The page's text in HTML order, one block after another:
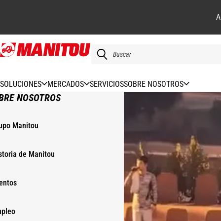
Pasar
al
SOLUCIONES MERCADOS SERVICIOSSOBRE NOSOTROS
NOSOTROS
Manitou
de Manitou